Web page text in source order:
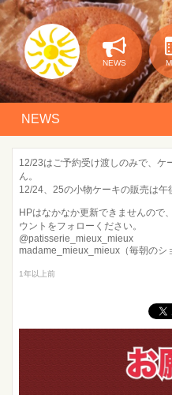
NEWS
NEWS
12/23はご予約受け渡しのみで、ケ
ん。
12/24、25の小物ケーキの販売は午
HPはなかなか更新できませんので
ウントをフォローください。
@patisserie_mieux_mieux
madame_mieux_mieux（毎朝のシ
1年以上前